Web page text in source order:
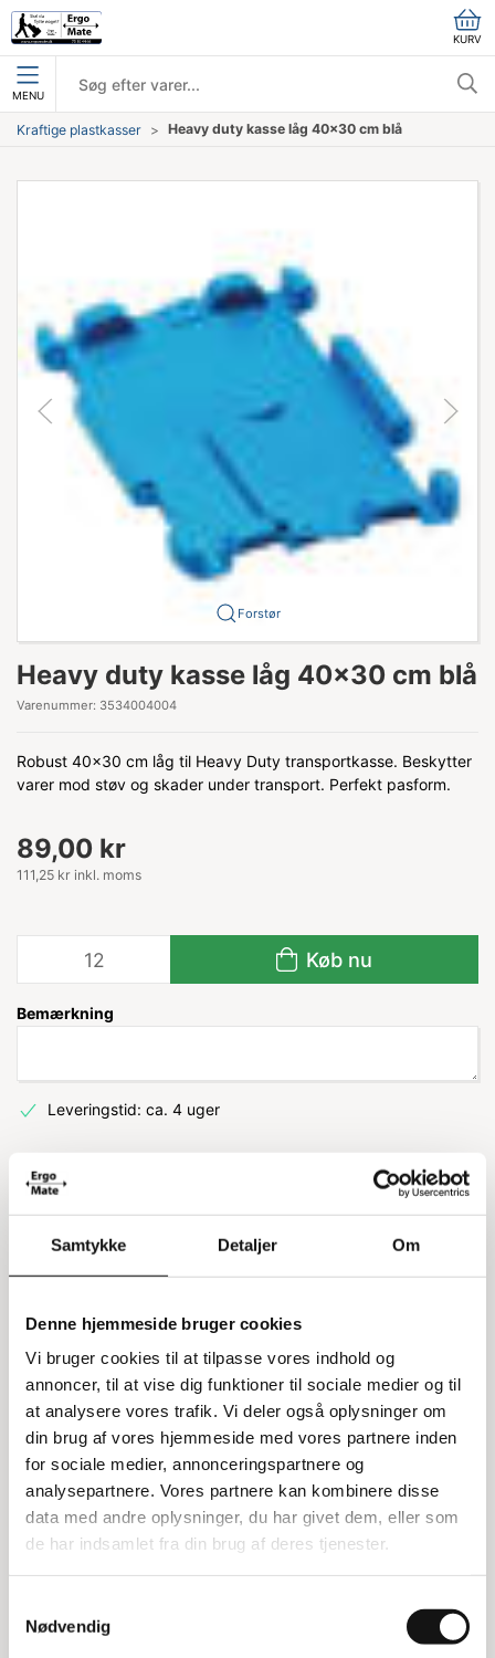
Samtykke Detaljer Om
Denne hjemmeside bruger cookies
Vi bruger cookies til at tilpasse vores indhold og
annoncer, til at vise dig funktioner til sociale medier og til
at analysere vores trafik. Vi deler også oplysninger om
din brug af vores hjemmeside med vores partnere inden
for sociale medier, annonceringspartnere og
analysepartnere. Vores partnere kan kombinere disse
data med andre oplysninger, du har givet dem, eller som
de har indsamlet fra din brug af deres tjenester.
Nødvendig
KURV
MENU
Kraftige plastkasser Heavy duty kasse låg 40x30 cm blå
Forstør
Heavy duty kasse låg 40x30 cm blå
Varenummer: 3534004004
Robust 40x30 cm låg til Heavy Duty transportkasse. Beskytter
varer mod støv og skader under transport. Perfekt pasform.
89,00 kr
111,25 kr inkl. moms
Køb nu
Bemærkning
Leveringstid: ca. 4 uger
Transportkasse låg
Dette låg er designet til Heavy Duty
transportkasser og passer perfekt til kasser med
målene 40x30 cm. Det er robust og holdbart,
hvilket gør det ideelt til at beskytte dine
genstande under transport.
Holdbar og robust
Låget er lavet af materialer af høj kvalitet, som
sikrer, at det kan modstå hårde stød og
belastninger. Det er nemt at montere og fjerne,